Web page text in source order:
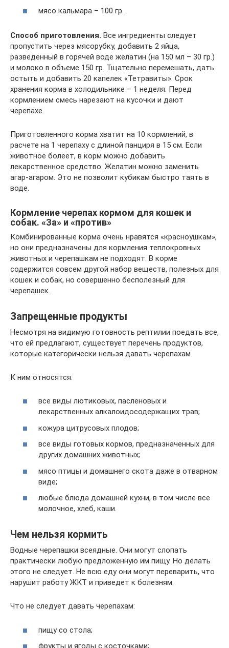
мясо кальмара – 100 гр.
Способ приготовления. Все ингредиенты следует
пропустить через мясорубку, добавить 2 яйца,
разведенный в горячей воде желатин (на 150 мл – 30 гр.)
и молоко в объеме 150 гр. Тщательно перемешать, дать
остыть и добавить 20 капелек «Тетравиты». Срок
хранения корма в холодильнике – 1 неделя. Перед
кормлением смесь нарезают на кусочки и дают
черепахе.
Приготовленного корма хватит на 10 кормлений, в
расчете на 1 черепаху с длиной панциря в 15 см. Если
животное болеет, в корм можно добавить
лекарственное средство. Желатин можно заменить
агар-агаром. Это не позволит кубикам быстро таять в
воде.
Кормление черепах кормом для кошек и
собак. «За» и «против»
Комбинированные корма очень нравятся «красноушкам»,
но они предназначены для кормления теплокровных
животных и черепашкам не подходят. В корме
содержится совсем другой набор веществ, полезных для
кошек и собак, но совершенно бесполезный для
черепашек.
Запрещенные продукты
Несмотря на видимую готовность рептилии поедать все,
что ей предлагают, существует перечень продуктов,
которые категорически нельзя давать черепахам.
К ним относятся:
все виды лютиковых, пасленовых и
лекарственных алкалоидосодержащих трав;
кожура цитрусовых плодов;
все виды готовых кормов, предназначенных для
других домашних животных;
мясо птицы и домашнего скота даже в отварном
виде;
любые блюда домашней кухни, в том числе все
молочное, хлеб, каши.
Чем нельзя кормить
Водные черепашки всеядные. Они могут слопать
практически любую предложенную им пищу. Но делать
этого не следует. Не всю еду они могут переварить, что
нарушит работу ЖКТ и приведет к болезням.
Что не следует давать черепахам:
пищу со стола;
фрукты и ягоды с косточками;